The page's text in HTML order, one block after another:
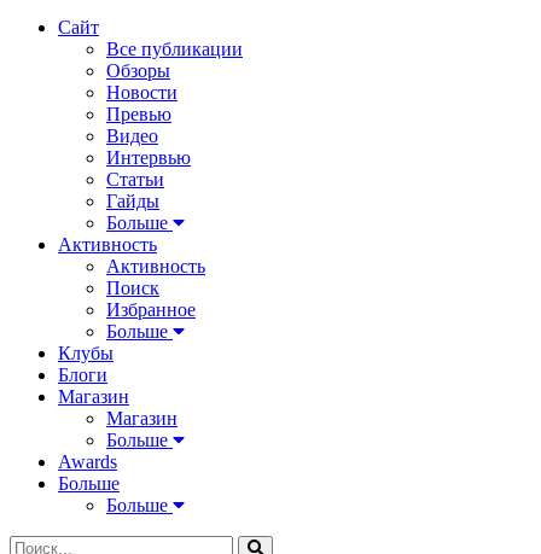
Сайт
Все публикации
Обзоры
Новости
Превью
Видео
Интервью
Статьи
Гайды
Больше
Активность
Активность
Поиск
Избранное
Больше
Клубы
Блоги
Магазин
Магазин
Больше
Awards
Больше
Больше